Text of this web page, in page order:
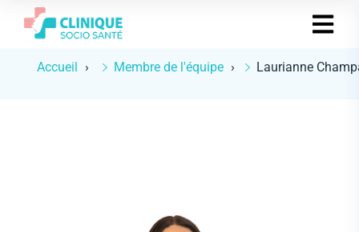
Accueil Membre de l'équipe Laurianne